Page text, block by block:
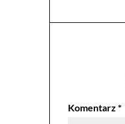
Komentarz *